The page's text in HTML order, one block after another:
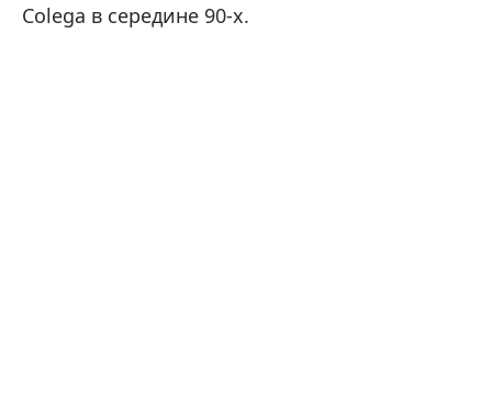
Colega в середине 90-х.